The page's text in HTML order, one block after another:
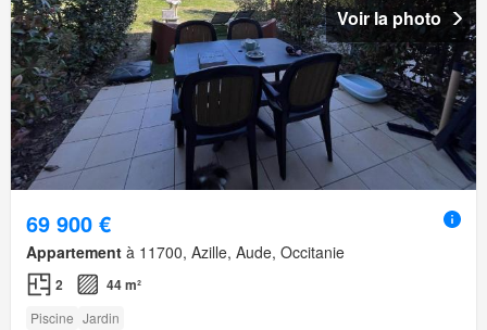
Voir la photo
69 900 €
Appartement à 11700, Azille, Aude, Occitanie
2 44 m²
Piscine Jardin